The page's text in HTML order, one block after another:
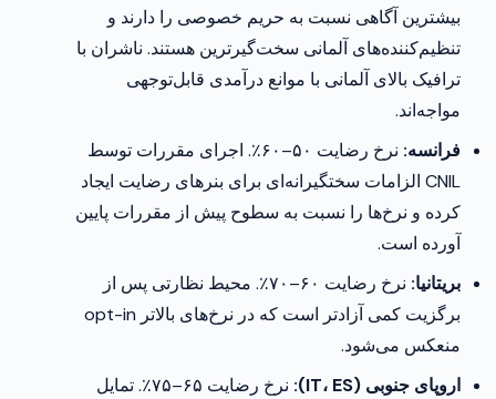
بیشترین آگاهی نسبت به حریم خصوصی را دارند و
تنظیم‌کننده‌های آلمانی سخت‌گیرترین هستند. ناشران با
ترافیک بالای آلمانی با موانع درآمدی قابل‌توجهی
مواجه‌اند.
فرانسه:
نرخ رضایت ۵۰–۶۰٪. اجرای مقررات توسط
CNIL الزامات سختگیرانه‌ای برای بنرهای رضایت ایجاد
کرده و نرخ‌ها را نسبت به سطوح پیش از مقررات پایین
آورده است.
بریتانیا:
نرخ رضایت ۶۰–۷۰٪. محیط نظارتی پس از
برگزیت کمی آزادتر است که در نرخ‌های بالاتر opt-in
منعکس می‌شود.
اروپای جنوبی (IT، ES):
نرخ رضایت ۶۵–۷۵٪. تمایل